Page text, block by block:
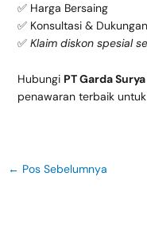
✅ Harga Bersaing
✅ Konsultasi &
✅ Klaim diskon spesial
Hubungi PT Garda
penawaran terbaik
← Pos Sebelumnya